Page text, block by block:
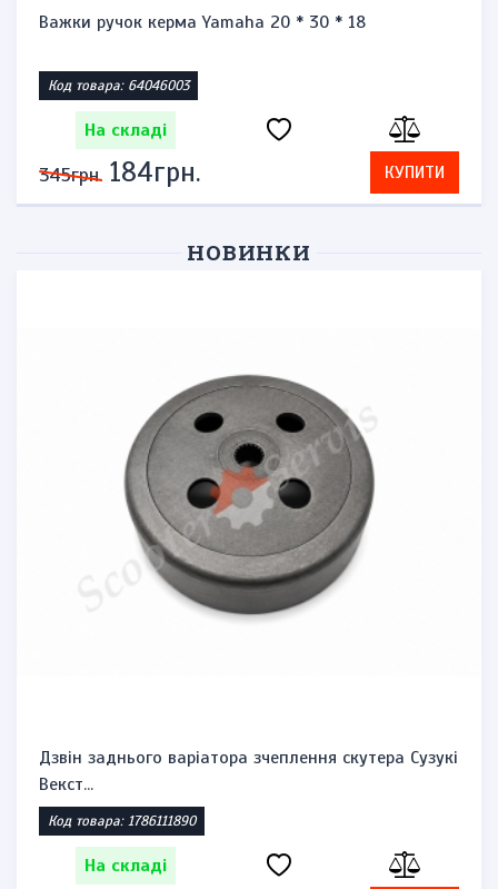
Важки ручок керма Yamaha 20 * 30 * 18
Код товара: 64046003
На складі
345грн. 184грн. КУПИТИ
НОВИНКИ
Дзвін заднього варіатора зчеплення скутера Сузукі
Векст...
Код товара: 1786111890
На складі